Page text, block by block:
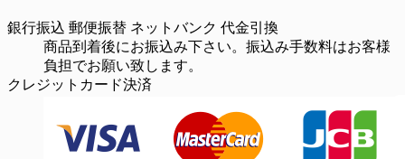
銀行振込 郵便振替 ネットバンク 代金引換
商品到着後にお振込み下さい。振込み手数料はお客様
負担でお願い致します。
クレジットカード決済